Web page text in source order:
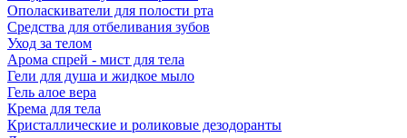
Ополаскиватели для полости рта
Средства для отбеливания зубов
Уход за телом
Арома спрей - мист для тела
Гели для душа и жидкое мыло
Гель алое вера
Крема для тела
Кристаллические и роликовые дезодоранты